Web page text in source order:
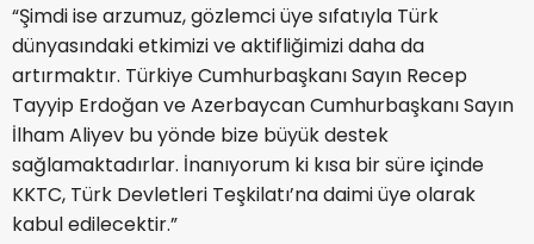
“Şimdi ise arzumuz, gözlemci üye sıfatıyla Türk
dünyasındaki etkimizi ve aktifliğimizi daha da
artırmaktır. Türkiye Cumhurbaşkanı Sayın Recep
Tayyip Erdoğan ve Azerbaycan Cumhurbaşkanı Sayın
İlham Aliyev bu yönde bize büyük destek
sağlamaktadırlar. İnanıyorum ki kısa bir süre içinde
KKTC, Türk Devletleri Teşkilatı’na daimi üye olarak
kabul edilecektir.”